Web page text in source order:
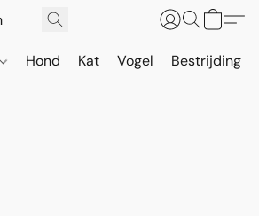
Hond Kat Vogel Bestrijding